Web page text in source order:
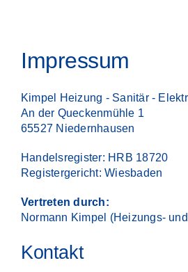
Impressum
Kimpel Heizung - Sanitär -
An der Queckenmühle 1
65527 Niedernhausen
Handelsregister: HRB 18720
Registergericht: Wiesbaden
Vertreten durch:
Normann Kimpel (Heizungs-
Kontakt